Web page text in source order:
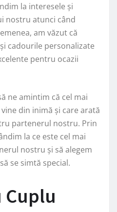
la interesele și
nostru atunci când
am văzut că
cadourile personalizate
pentru ocazii
ne amintim că cel mai
din inimă și care arată
partenerul nostru. Prin
la ce este cel mai
nostru și să alegem
se simtă special.
Cuplu